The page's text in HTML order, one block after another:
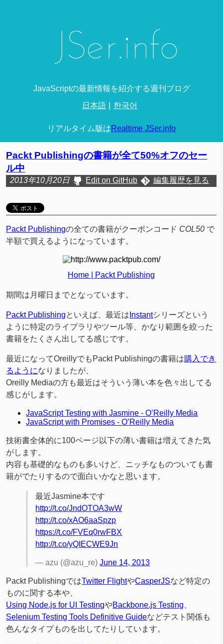
JavaScriptの最新情報を紹介する週刊ブログ
日本語 한국어
リアルタイム版はRealtime JSer.info
Packt Publishingの書籍が全て50%オフのセー
ル中
2013年10月20日 Edit on GitHub 編集履歴を見る
Packt Publishingの全ての書籍がクーポンコード COL50 で
半額で買えるようになっています。
Home | Packt Publishing
期間は月曜日までとなっています。
Packt Publishingといえば、最近は Instantシリーズという
ように特定のライブラリやツール等、かなり範囲を絞った
書籍をたくさん出してる感じです。
最近になってOreillyでもPackt Publishingの書籍は購入でき
るようになりましたが、
Oreilly Mediaの方も最近はそういう薄い本を色々出してる
感じがします。
JavaScript Testing with Jasmine - O’Reilly Media
JavaScript with Promises - O’Reilly Media
技術書全体的に100ページ以下の薄い書籍は増えてきた気
がします。
内容も基礎的なものも多いけど、ニッチなものついても書
籍がでたりするので面白いかなと思います。
最近Jasmine本です
http://t.co/JndOTOA3wW
http://t.co/xAO6aaSpzp
https://t.co/FVEq0rwFBX
http://t.co/yQIECWE9Jn
— azu (@azu_re)June 14, 2013
Packt PublishingではTwitter FlightやCasperJSなど特定の
ものに関する本や、
Using Node.js for UI TestingやBackbone.js Testing
Selenium Testing Tools Definitive Guideなどテスト関係も
色んなタイプものを出してたりしています。